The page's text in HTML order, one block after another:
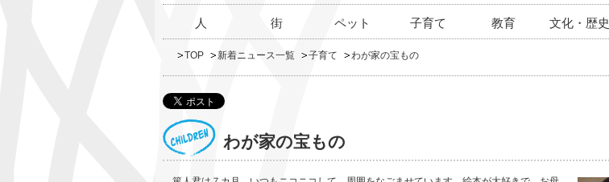
人 街 ペット 子育て 教育 文化・歴史
TOP 新着ニュース一覧 子育て わが家の宝もの
わが家の宝もの